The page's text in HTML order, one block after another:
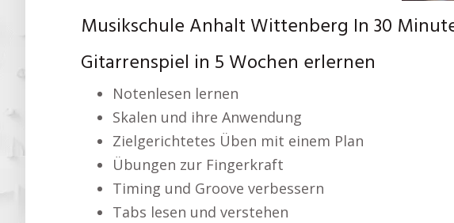
Musikschule Anhalt Wittenberg In 30
Gitarrenspiel in 5 Wochen erlernen
Notenlesen lernen
Skalen und ihre Anwendung
Zielgerichtetes Üben mit einem Plan
Übungen zur Fingerkraft
Timing und Groove verbessern
Tabs lesen und verstehen